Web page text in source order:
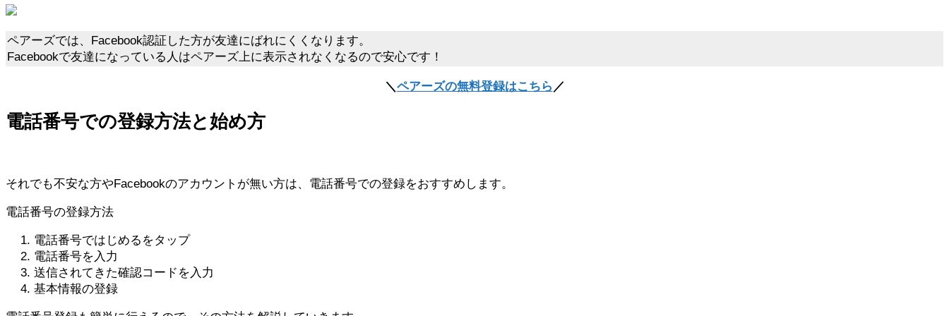
ペアーズでは、Facebook認証した方が友達にばれにくくなります。
Facebookで友達になっている人はペアーズ上に表示されなくなるので安心です！
＼ペアーズの無料登録はこちら ／
電話番号での登録方法と始め方
それでも不安な方やFacebookのアカウントが無い方は、電話番号での登録をおすすめします。
電話番号の登録方法
電話番号ではじめるをタップ
電話番号を入力
送信されてきた確認コードを入力
基本情報の登録